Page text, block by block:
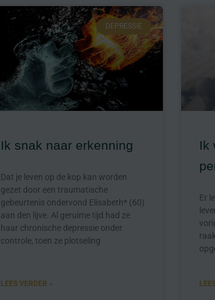
DEPRESSIE
Ik snak naar erkenning
Dat je leven op de kop kan worden
gezet door een traumatische
gebeurtenis ondervond Elisabeth* (60)
aan den lijve. Al geruime tijd had ze
haar chronische depressie onder
controle, toen ze plotseling
LEES VERDER »
Ik
Er